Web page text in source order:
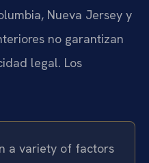
Nueva Jersey y
no garantizan
legal. Los
a variety of factors